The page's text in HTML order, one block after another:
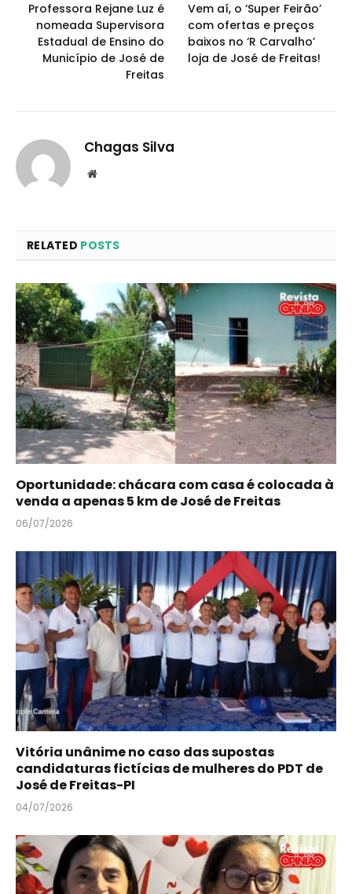
Professora Rejane Luz é
nomeada Supervisora
Estadual de Ensino do
Município de José de
Freitas
Vem aí, o ‘Super Feirão’
com ofertas e preços
baixos no ‘R Carvalho’
loja de José de Freitas!
Chagas Silva
Website
RELATED POSTS
Oportunidade: chácara com casa é colocada à
venda a apenas 5 km de José de Freitas
06/07/2026
Vitória unânime no caso das supostas
candidaturas fictícias de mulheres do PDT de
José de Freitas-PI
04/07/2026